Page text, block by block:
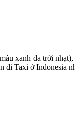
xanh da trời
Taxi ở Indonesia